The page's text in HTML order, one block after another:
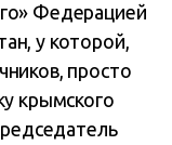
Федерацией
у которой,
просто
крымского